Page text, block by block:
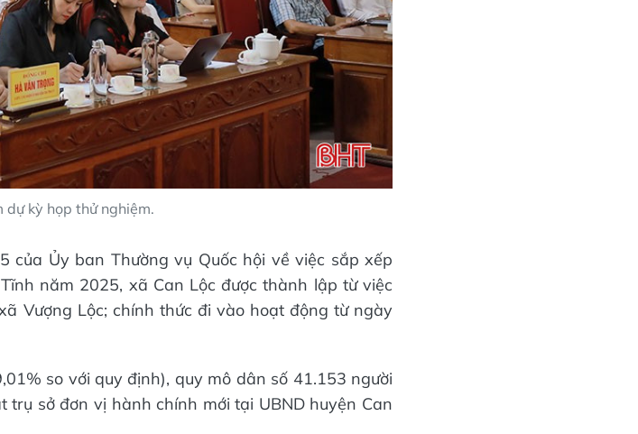
kỳ họp thử nghiệm.
của Ủy ban Thường vụ Quốc hội về việc sắp xếp
năm 2025, xã Can Lộc được thành lập từ việc
Vượng Lộc; chính thức đi vào hoạt động từ ngày
so với quy định), quy mô dân số 41.153 người
sở đơn vị hành chính mới tại UBND huyện Can